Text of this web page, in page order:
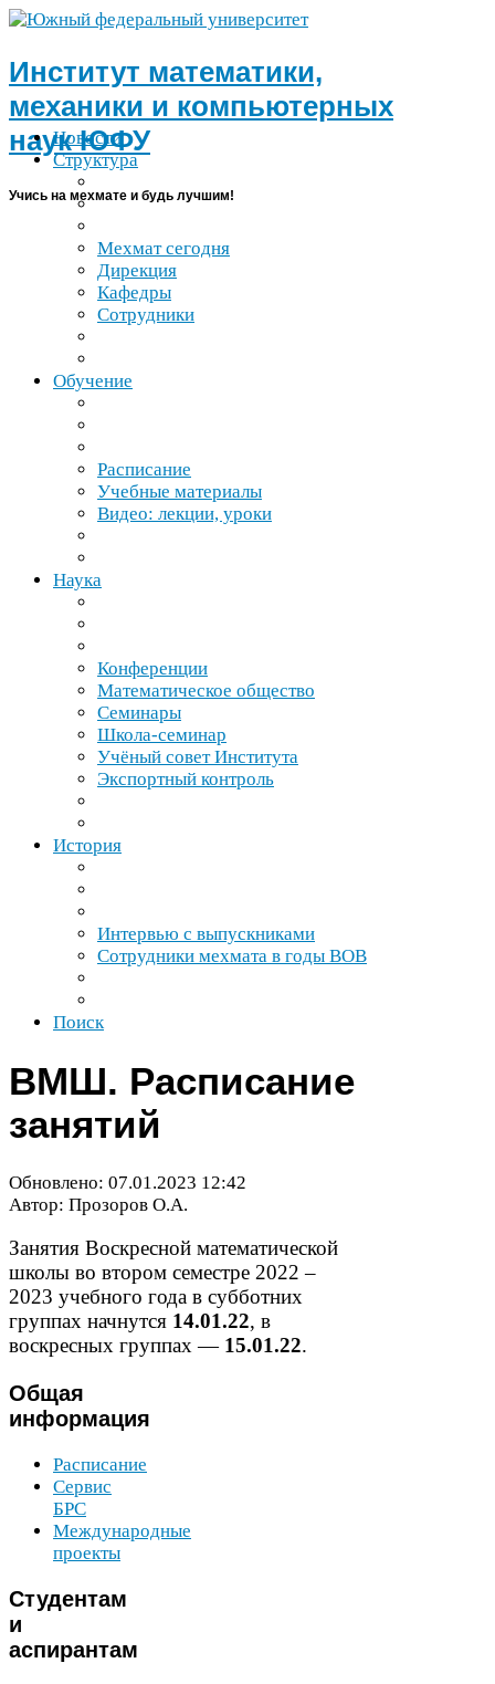
Институт математики,
механики и компьютерных
наукЮФУ
Учись на мехмате и будь лучшим!
Новости
Структура
Мехмат сегодня
Дирекция
Кафедры
Сотрудники
Обучение
Расписание
Учебные материалы
Видео: лекции, уроки
Наука
Конференции
Математическое общество
Семинары
Школа-​семинар
Учёный совет Института
Экспортный контроль
История
Интервью с выпускниками
Сотрудники мехмата в годы ВОВ
Поиск
ВМШ. Расписание
занятий
Обновлено: 07.01 .2023 12:42
Автор: Прозоров О.А.
Занятия Воскресной математической
школы во втором семестре 2022 –
2023 учебного года в субботних
группах начнутся 14.01.22, в
воскресных группах — 15.01.22.
Общая
информация
Расписание
Сервис
БРС
Международные
проекты
Студентам
и
аспирантам